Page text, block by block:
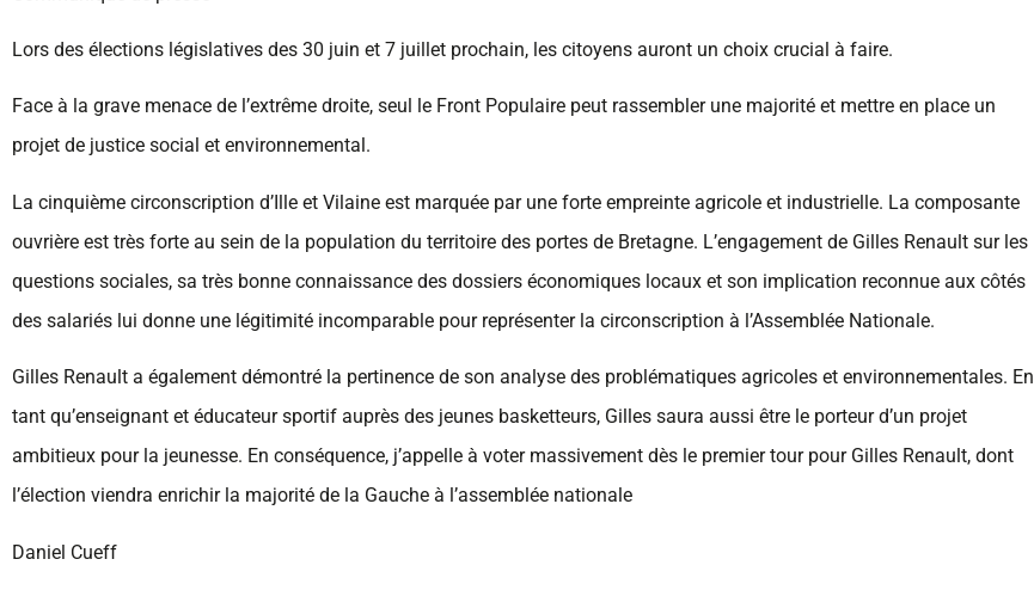
Lors des élections législatives des 30 juin et 7 juillet prochain, les citoyens auront un choix crucial à faire.
Face à la grave menace de l’extrême droite, seul le Front Populaire peut rassembler une majorité et mettre en place un
projet de justice social et environnemental.
La cinquième circonscription d’Ille et Vilaine est marquée par une forte empreinte agricole et industrielle. La composante
ouvrière est très forte au sein de la population du territoire des portes de Bretagne. L’engagement de Gilles Renault sur les
questions sociales, sa très bonne connaissance des dossiers économiques locaux et son implication reconnue aux côtés
des salariés lui donne une légitimité incomparable pour représenter la circonscription à l’Assemblée Nationale.
Gilles Renault a également démontré la pertinence de son analyse des problématiques agricoles et environnementales. En
tant qu’enseignant et éducateur sportif auprès des jeunes basketteurs, Gilles saura aussi être le porteur d’un projet
ambitieux pour la jeunesse. En conséquence, j’appelle à voter massivement dès le premier tour pour Gilles Renault, dont
l’élection viendra enrichir la majorité de la Gauche à l’assemblée nationale
Daniel Cueff